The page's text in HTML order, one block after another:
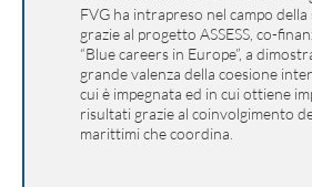
FVG ha intrapreso nel campo della
grazie al progetto ASSESS, co-
“Blue careers in Europe”, a
grande valenza della coesione
cui è impegnata ed in cui ottiene
risultati grazie al coinvolgimento
marittimi che coordina.